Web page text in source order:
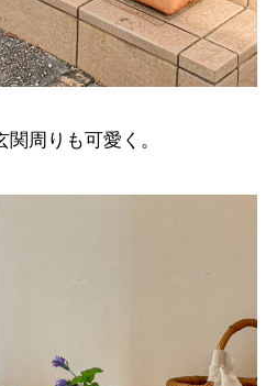
周りも可愛く。